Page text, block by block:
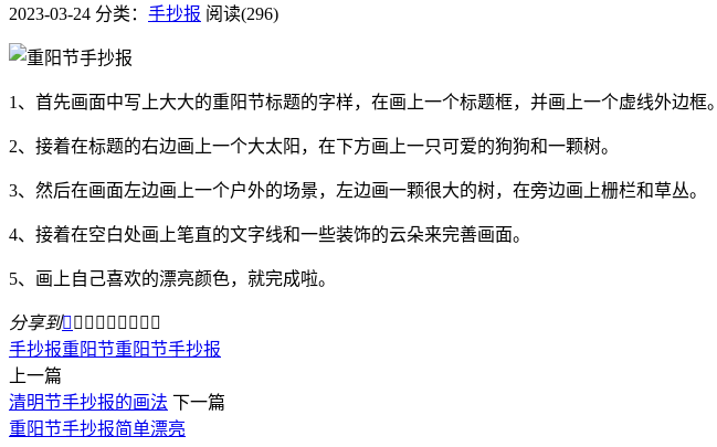
2023-03-24 分类： 手抄报 阅读(296)
1、首先画面中写上大大的重阳节标题的字样，在画上一个标题框，并画上一个虚线外边框。
2、接着在标题的右边画上一个大太阳，在下方画上一只可爱的狗狗和一颗树。
3、然后在画面左边画上一个户外的场景，左边画一颗很大的树，在旁边画上栅栏和草丛。
4、接着在空白处画上笔直的文字线和一些装饰的云朵来完善画面。
5、画上自己喜欢的漂亮颜色，就完成啦。
分享到        
手抄报重阳节重阳节手抄报
上一篇
清明节手抄报的画法 下一篇
​重阳节手抄报简单漂亮